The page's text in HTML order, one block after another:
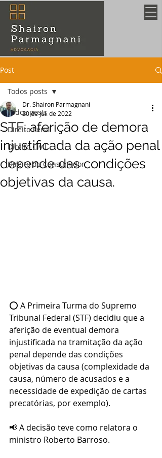
Post
Todos posts
Direito Penal
Direito Civil
Direito do Consumidor
Todos posts
STF: aferição de demora
injustificada da ação penal
depende das condições
objetivas da causa.
Dr. Shairon Parmagnani
20 de jul. de 2022
⭕ A Primeira Turma do Supremo
Tribunal Federal (STF) decidiu que a
aferição de eventual demora
injustificada na tramitação da ação
penal depende das condições
objetivas da causa (complexidade da
causa, número de acusados e a
necessidade de expedição de cartas
precatórias, por exemplo).
📢 A decisão teve como relatora o
ministro Roberto Barroso.